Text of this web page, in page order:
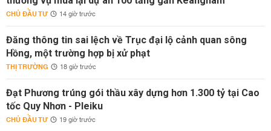
CHỦ ĐẦU TƯ 14 giờ trước
Đăng thông tin sai lệch về Trục đại lộ cảnh quan sông
Hồng, một trường hợp bị xử phạt
THỊ TRƯỜNG 18 giờ trước
Đạt Phương trúng gói thầu xây dựng hơn 1.300 tỷ tại Cao
tốc Quy Nhơn - Pleiku
CHỦ ĐẦU TƯ 19 giờ trước